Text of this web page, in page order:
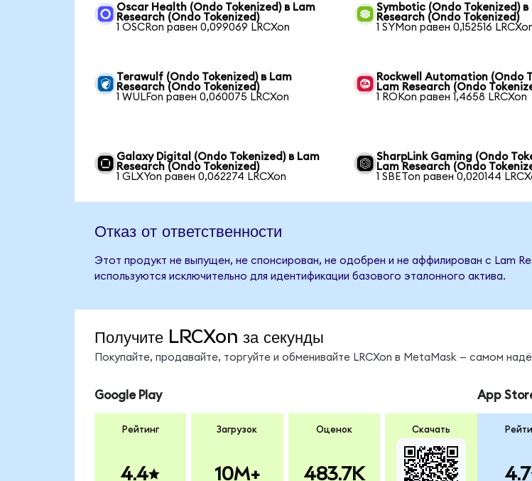
Oscar Health (Ondo Tokenized) в Lam
Research (Ondo Tokenized)
1 OSCRon равен 0,099069 LRCXon
Symbotic (Ondo Tokenized) в
Research (Ondo Tokenized)
1 SYMon равен 0,152516
Terawulf (Ondo Tokenized) в Lam
Research (Ondo Tokenized)
1 WULFon равен 0,060075 LRCXon
Rockwell Automation (Ondo
Lam Research (Ondo
1 ROKon равен 1,4658 LRCXon
Galaxy Digital (Ondo Tokenized) в Lam
Research (Ondo Tokenized)
1 GLXYon равен 0,062274 LRCXon
SharpLink Gaming (Ondo
Lam Research (Ondo
1 SBETon равен 0,020144
Отказ от ответственности
Этот продукт не выпущен, не спонсирован, не одобрен и не аффилирован с Lam
используются исключительно для идентификации базового эталонного актива.
Получите LRCXon за секунды
Покупайте, продавайте, торгуйте и обменивайте LRCXon в MetaMask — самом
Google Play
Рейтинг
4.4
Загрузок
10M+
Оценок
483.7K
Скачать
App
4.7